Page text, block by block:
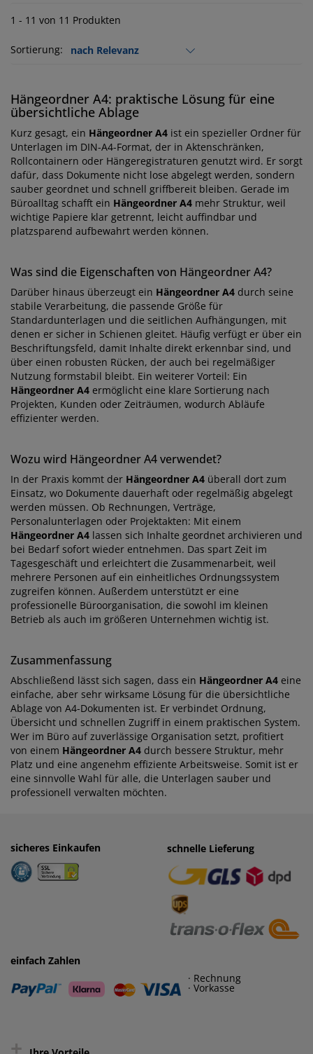
1 - 11 von 11 Produkten
Sortierung:
Hängeordner A4: praktische Lösung für eine
übersichtliche Ablage
Kurz gesagt, ein Hängeordner A4 ist ein spezieller Ordner für
Unterlagen im DIN-A4-Format, der in Aktenschränken,
Rollcontainern oder Hängeregistraturen genutzt wird. Er sorgt
dafür, dass Dokumente nicht lose abgelegt werden, sondern
sauber geordnet und schnell griffbereit bleiben. Gerade im
Büroalltag schafft ein Hängeordner A4 mehr Struktur, weil
wichtige Papiere klar getrennt, leicht auffindbar und
platzsparend aufbewahrt werden können.
Was sind die Eigenschaften von Hängeordner A4?
Darüber hinaus überzeugt ein Hängeordner A4 durch seine
stabile Verarbeitung, die passende Größe für
Standardunterlagen und die seitlichen Aufhängungen, mit
denen er sicher in Schienen gleitet. Häufig verfügt er über ein
Beschriftungsfeld, damit Inhalte direkt erkennbar sind, und
über einen robusten Rücken, der auch bei regelmäßiger
Nutzung formstabil bleibt. Ein weiterer Vorteil: Ein
Hängeordner A4 ermöglicht eine klare Sortierung nach
Projekten, Kunden oder Zeiträumen, wodurch Abläufe
effizienter werden.
Wozu wird Hängeordner A4 verwendet?
In der Praxis kommt der Hängeordner A4 überall dort zum
Einsatz, wo Dokumente dauerhaft oder regelmäßig abgelegt
werden müssen. Ob Rechnungen, Verträge,
Personalunterlagen oder Projektakten: Mit einem
Hängeordner A4 lassen sich Inhalte geordnet archivieren und
bei Bedarf sofort wieder entnehmen. Das spart Zeit im
Tagesgeschäft und erleichtert die Zusammenarbeit, weil
mehrere Personen auf ein einheitliches Ordnungssystem
zugreifen können. Außerdem unterstützt er eine
professionelle Büroorganisation, die sowohl im kleinen
Betrieb als auch im größeren Unternehmen wichtig ist.
Zusammenfassung
Abschließend lässt sich sagen, dass ein Hängeordner A4 eine
einfache, aber sehr wirksame Lösung für die übersichtliche
Ablage von A4-Dokumenten ist. Er verbindet Ordnung,
Übersicht und schnellen Zugriff in einem praktischen System.
Wer im Büro auf zuverlässige Organisation setzt, profitiert
von einem Hängeordner A4 durch bessere Struktur, mehr
Platz und eine angenehm effiziente Arbeitsweise. Somit ist er
eine sinnvolle Wahl für alle, die Unterlagen sauber und
professionell verwalten möchten.
sicheres Einkaufen einfaches Zahlen
· Rechnung
· Vorkasse
schnelle Lieferung
einfach Zahlen
· Rechnung
· Vorkasse
+